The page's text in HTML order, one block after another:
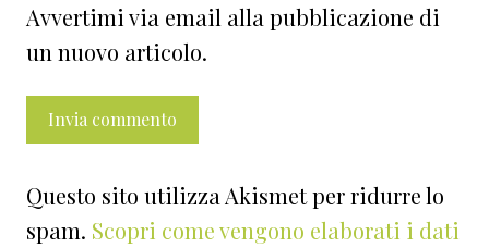
Avvertimi via email alla pubblicazione di
un nuovo articolo.
Questo sito utilizza Akismet per ridurre lo
spam. Scopri come vengono elaborati i dati